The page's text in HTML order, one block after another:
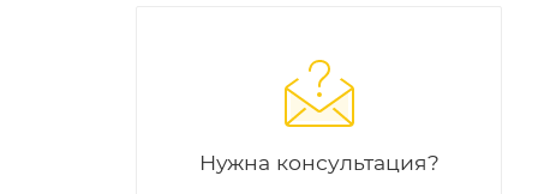
Нужна консультация?